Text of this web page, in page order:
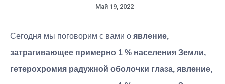
Май 19, 2022
Сегодня мы поговорим с вами о явление,
затрагивающее примерно 1 % населения Земли,
гетерохромия радужной оболочки глаза, явление,